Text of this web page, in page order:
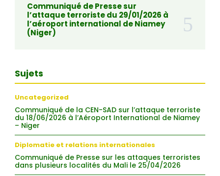
Communiqué de Presse sur
l’attaque terroriste du 29/01/2026 à
l’aéroport international de Niamey
(Niger)
Sujets
Uncategorized
Communiqué de la CEN-SAD sur l’attaque terroriste
du 18/06/2026 à l’Aéroport International de Niamey
– Niger
Diplomatie et relations internationales
Communiqué de Presse sur les attaques terroristes
dans plusieurs localités du Mali le 25/04/2026